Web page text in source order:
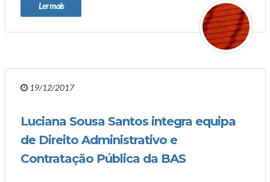
Ler mais
19/12/2017
Luciana Sousa Santos integra equipa
de Direito Administrativo e
Contratação Pública da BAS